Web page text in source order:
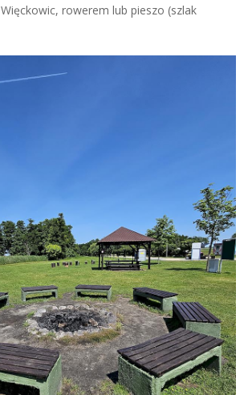
rowerem lub pieszo (szlak